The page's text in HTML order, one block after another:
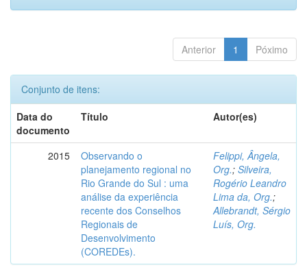
Anterior 1 Póximo
Conjunto de itens:
Data do
documento
Título Autor(es)
2015
Observando o
planejamento regional no
Rio Grande do Sul : uma
análise da experiência
recente dos Conselhos
Regionais de
Desenvolvimento
(COREDEs).
Felippi, Ângela,
Org.; Silveira,
Rogério Leandro
Lima da, Org.;
Allebrandt, Sérgio
Luís, Org.